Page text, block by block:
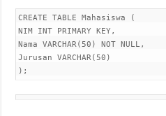
CREATE TABLE Mahasiswa (
NIM INT PRIMARY KEY,
NamaVARCHAR(50 )NOT NULL ,
JurusanVARCHAR(50 )
);